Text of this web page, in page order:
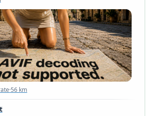
·56 km
·56 km